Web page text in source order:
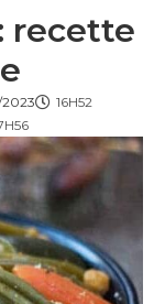
recette
16H52